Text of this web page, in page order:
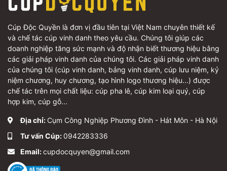
Hotline ưu tiên:
0942283336
Cúp Độc Quyền là đơn vị đầu tiên tại Việt Nam chuyên thiết kế
và chế tác cúp vinh danh theo yêu cầu. Chúng tôi giúp các
doanh nghiệp tăng sức mạnh và độ nhận biết thương hiệu bằng
các giải pháp vinh danh của chúng tôi. Các giải pháp vinh danh
của chúng tôi (cúp vinh danh, bảng vinh danh, cúp lưu niệm, kỷ
niệm chương, huy chương, tạo hình logo thương hiệu...) được
chế tác trên mọi chất liệu: cúp pha lê, cúp kim loại quý, cúp
hợp kim, cúp gỗ...
Địa chỉ: Cụm Công Nghiệp Phương Đình - Hát Môn - Hà Nội
Tư vấn Cúp:0942283336
Email:cupdocquyen@gmail.com